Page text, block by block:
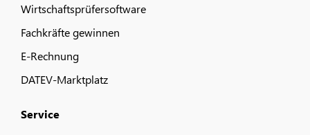
Wirtschaftsprüfersoftware
Fachkräfte gewinnen
E-Rechnung
DATEV-Marktplatz
Service